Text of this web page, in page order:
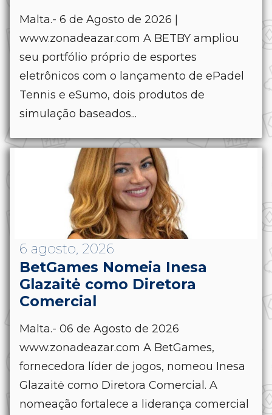
Malta.- 6 de Agosto de 2026 |
www.zonadeazar.com A BETBY ampliou
seu portfólio próprio de esportes
eletrônicos com o lançamento de ePadel
Tennis e eSumo, dois produtos de
simulação baseados...
6 agosto, 2026
BetGames Nomeia Inesa
Glazaitė como Diretora
Comercial
Malta.- 06 de Agosto de 2026
www.zonadeazar.com A BetGames,
fornecedora líder de jogos, nomeou Inesa
Glazaitė como Diretora Comercial. A
nomeação fortalece a liderança comercial